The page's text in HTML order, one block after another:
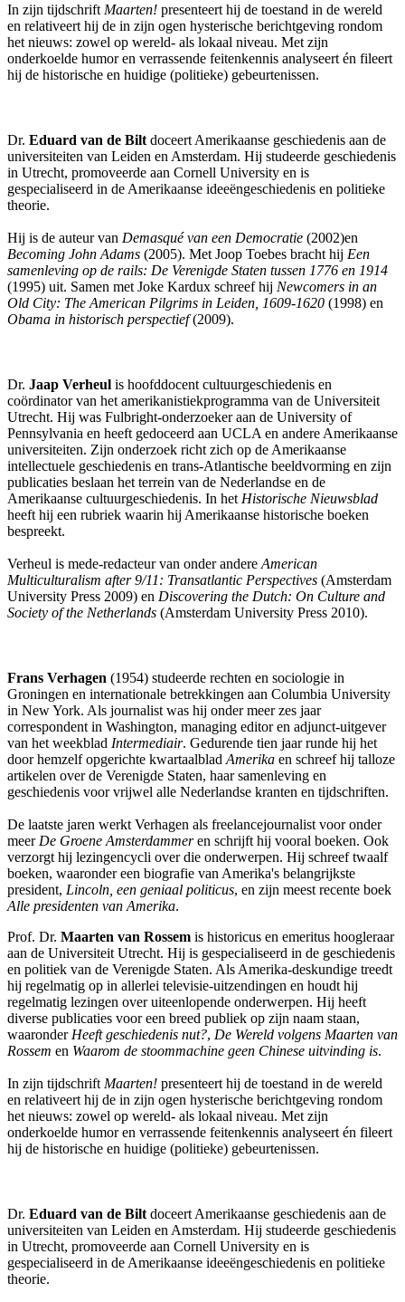
In zijn tijdschrift Maarten! presenteert hij de toestand in de wereld
en relativeert hij de in zijn ogen hysterische berichtgeving rondom
het nieuws: zowel op wereld- als lokaal niveau. Met zijn
onderkoelde humor en verrassende feitenkennis analyseert én fileert
hij de historische en huidige (politieke) gebeurtenissen.
Dr. Eduard van de Bilt doceert Amerikaanse geschiedenis aan de
universiteiten van Leiden en Amsterdam. Hij studeerde geschiedenis
in Utrecht, promoveerde aan Cornell University en is
gespecialiseerd in de Amerikaanse ideeëngeschiedenis en politieke
theorie.
Hij is de auteur van Demasqué van een Democratie (2002)en
Becoming John Adams (2005). Met Joop Toebes bracht hij Een
samenleving op de rails: De Verenigde Staten tussen 1776 en 1914
(1995) uit. Samen met Joke Kardux schreef hij Newcomers in an
Old City: The American Pilgrims in Leiden, 1609-1620 (1998) en
Obama in historisch perspectief(2009).
Dr. Jaap Verheul is hoofddocent cultuurgeschiedenis en
coördinator van het amerikanistiekprogramma van de Universiteit
Utrecht. Hij was Fulbright-onderzoeker aan de University of
Pennsylvania en heeft gedoceerd aan UCLA en andere Amerikaanse
universiteiten. Zijn onderzoek richt zich op de Amerikaanse
intellectuele geschiedenis en trans-Atlantische beeldvorming en zijn
publicaties beslaan het terrein van de Nederlandse en de
Amerikaanse cultuurgeschiedenis. In het Historische Nieuwsblad
heeft hij een rubriek waarin hij Amerikaanse historische boeken
bespreekt.
Verheul is mede-redacteur van onder andere American
Multiculturalism after 9/11: Transatlantic Perspectives (Amsterdam
University Press 2009) en Discovering the Dutch: On Culture and
Society of the Netherlands (Amsterdam University Press 2010).
Frans Verhagen (1954) studeerde rechten en sociologie in
Groningen en internationale betrekkingen aan Columbia University
in New York. Als journalist was hij onder meer zes jaar
correspondent in Washington, managing editor en adjunct-uitgever
van het weekblad Intermediair. Gedurende tien jaar runde hij het
door hemzelf opgerichte kwartaalblad Amerika en schreef hij talloze
artikelen over de Verenigde Staten, haar samenleving en
geschiedenis voor vrijwel alle Nederlandse kranten en tijdschriften.
De laatste jaren werkt Verhagen als freelancejournalist voor onder
meer De Groene Amsterdammeren schrijft hij vooral boeken. Ook
verzorgt hij lezingencycli over die onderwerpen. Hij schreef twaalf
boeken, waaronder een biografie van Amerika's belangrijkste
president, Lincoln, een geniaal politicus, en zijn meest recente boek
Alle presidenten van Amerika.
Prof. Dr. Maarten van Rossem is historicus en emeritus hoogleraar
aan de Universiteit Utrecht. Hij is gespecialiseerd in de geschiedenis
en politiek van de Verenigde Staten. Als Amerika-deskundige treedt
hij regelmatig op in allerlei televisie-uitzendingen en houdt hij
regelmatig lezingen over uiteenlopende onderwerpen. Hij heeft
diverse publicaties voor een breed publiek op zijn naam staan,
waaronder Heeft geschiedenis nut?, De Wereld volgens Maarten van
Rossem en Waarom de stoommachine geen Chinese uitvinding is.
In zijn tijdschrift Maarten! presenteert hij de toestand in de wereld
en relativeert hij de in zijn ogen hysterische berichtgeving rondom
het nieuws: zowel op wereld- als lokaal niveau. Met zijn
onderkoelde humor en verrassende feitenkennis analyseert én fileert
hij de historische en huidige (politieke) gebeurtenissen.
Dr. Eduard van de Bilt doceert Amerikaanse geschiedenis aan de
universiteiten van Leiden en Amsterdam. Hij studeerde geschiedenis
in Utrecht, promoveerde aan Cornell University en is
gespecialiseerd in de Amerikaanse ideeëngeschiedenis en politieke
theorie.